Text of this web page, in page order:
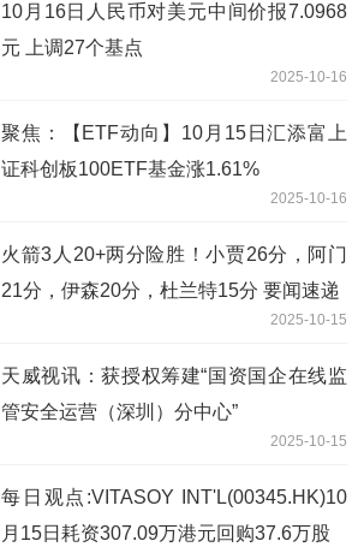
10月16日人民币对美元中间价报7.0968
元 上调27个基点
2025-10-16
聚焦：【ETF动向】10月15日汇添富上
证科创板100ETF基金涨1.61%
2025-10-16
火箭3人20+两分险胜！小贾26分，阿门
21分，伊森20分，杜兰特15分 要闻速递
2025-10-15
天威视讯：获授权筹建“国资国企在线监
管安全运营（深圳）分中心”
2025-10-15
每日观点:VITASOY INT'L(00345.HK)10
月15日耗资307.09万港元回购37.6万股